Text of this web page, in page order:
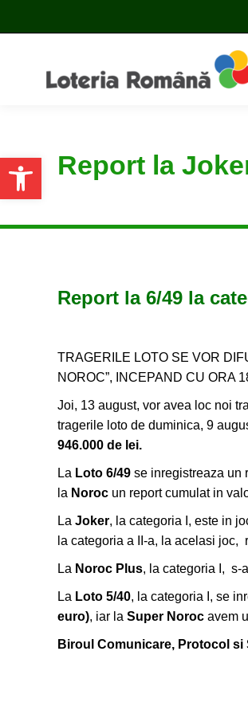
Open toolbarReport la
Report la 6/49 la
TRAGERILE LOTO SE VOR
NOROC”, INCEPAND CU ORA
Joi, 13 august, vor avea loc noi
tragerile loto de duminica, 9
946.000 de lei.
La Loto 6/49 se inregistreaza un
la Noroc un report cumulat in
La Joker, la categoria I, este in
la categoria a II-a, la acelasi joc,
La Noroc Plus, la categoria I, s-
La Loto 5/40, la categoria I, se
euro), iar la Super Noroc avem
Biroul Comunicare, Protocol si